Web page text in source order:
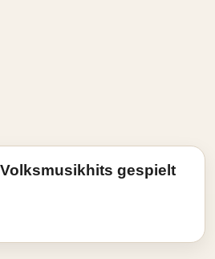
gespielt